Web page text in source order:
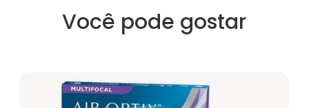
Você pode gostar